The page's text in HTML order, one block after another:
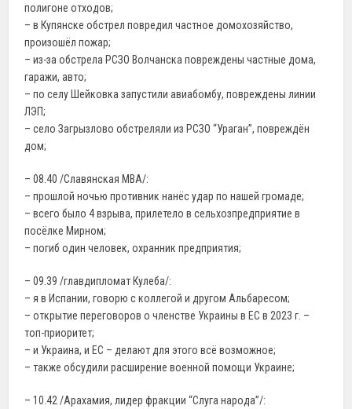
полигоне отходов;
– в Купянске обстрел повредил частное домохозяйство,
произошёл пожар;
– из-за обстрела РСЗО Волчанска повреждены частные дома,
гаражи, авто;
– по селу Шейковка запустили авиабомбу, повреждены линии
ЛЭП;
– село Загрызлово обстреляли из РСЗО “Ураган”, повреждён
дом;
– 08.40 /Славянская МВА/:
– прошлой ночью противник нанёс удар по нашей громаде;
– всего было 4 взрыва, прилетело в сельхозпредприятие в
посёлке Мирном;
– погиб один человек, охранник предприятия;
– 09.39 /главдипломат Кулеба/:
– я в Испании, говорю с коллегой и другом Альбаресом;
– открытие переговоров о членстве Украины в ЕС в 2023 г. –
топ-приоритет;
– и Украина, и ЕС – делают для этого всё возможное;
– также обсудили расширение военной помощи Украине;
– 10.42 /Арахамия, лидер фракции “Слуга народа”/: